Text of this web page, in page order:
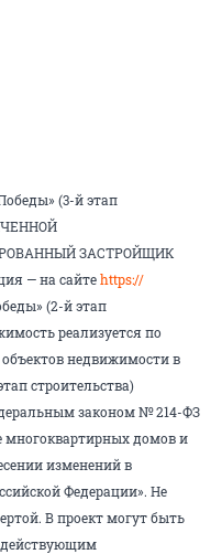
(3-й этап
ЗАСТРОЙЩИК
— на сайтеhttps://
(2-й этап
реализуется по
недвижимости в
строительства)
законом № 214-ФЗ
многоквартирных домов и
изменений в
Федерации». Не
В проект могут быть
действующим